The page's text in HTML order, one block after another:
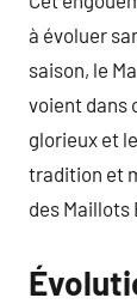
à évoluer
saison, le
voient dans
glorieux et
tradition et
des Maillots